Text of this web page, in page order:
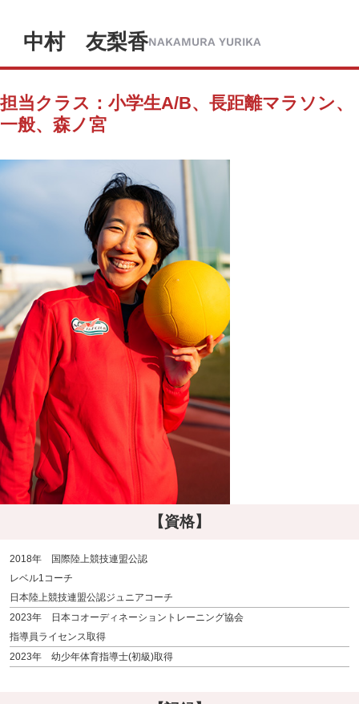
中村 友梨香NAKAMURA YURIKA
担当クラス：小学生A/B、長距離マラソン、
一般、森ノ宮
【資格】
2018年 国際陸上競技連盟公認
レベル1コーチ
日本陸上競技連盟公認ジュニアコーチ
2023年 日本コオーディネーショントレーニング協会
指導員ライセンス取得
2023年 幼少年体育指導士(初級)取得